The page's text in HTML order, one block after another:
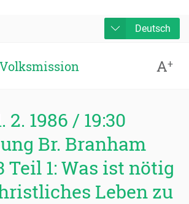
Deutsch
A+
2. 1986 / 19:30
Br. Branham
Teil 1: Was ist nötig
Leben zu